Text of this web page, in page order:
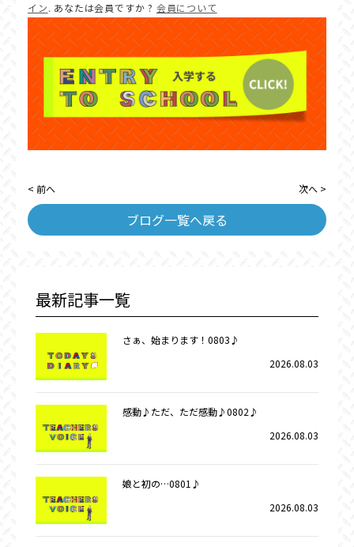
イン. あなたは会員ですか ? 会員について
< 前へ
ブログ一覧へ戻る
次へ >
最新記事一覧
さぁ、始まります！0803♪
2026.08.03
感動♪ただ、ただ感動♪0802♪
2026.08.03
娘と初の…0801♪
2026.08.03